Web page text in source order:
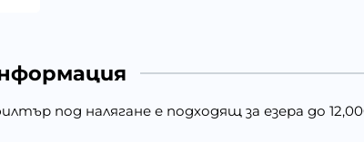
под налягане е подходящ за езера до